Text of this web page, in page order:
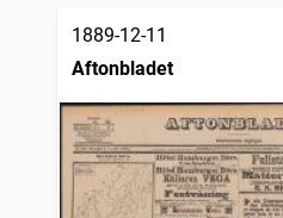
1889-12-11
Aftonbladet